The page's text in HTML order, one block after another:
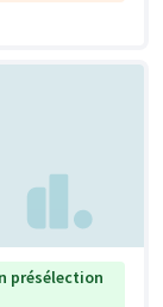
présélection